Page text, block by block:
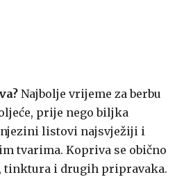
Najbolje vrijeme za berbu
prije nego biljka
njezini listovi najsvježiji i
tvarima. Kopriva se obično
tinktura i drugih pripravaka.